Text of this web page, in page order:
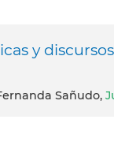
y
Sañudo,